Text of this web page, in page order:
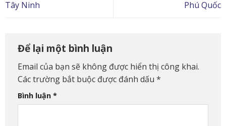
Tây Ninh
Phú Quốc
Để lại một bình luận
Email của bạn sẽ không được hiển thị công khai.
Các trường bắt buộc được đánh dấu *
Bình luận *